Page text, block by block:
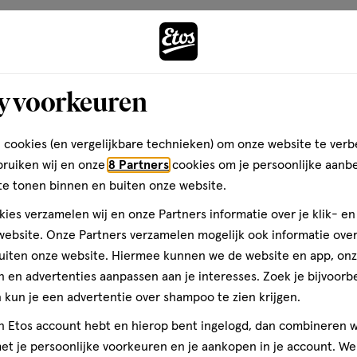
verhoog aantal met één Er
2+1
€ 0.89
0.89
aan
verlanglijst
voorkeuren
cookies (en vergelijkbare technieken) om onze website te
wij en onze 8 Partners cookies om je persoonlijke
tonen binnen en buiten onze website.
verzamelen wij en onze Partners informatie over je klik-
Onze Partners verzamelen mogelijk ook informatie
onze website. Hiermee kunnen we de website en app,
en advertenties aanpassen aan je interesses. Zoek je
kun je een advertentie over shampoo te zien krijgen.
Etos account hebt en hierop bent ingelogd, dan combineren
je persoonlijke voorkeuren en je aankopen in je account.